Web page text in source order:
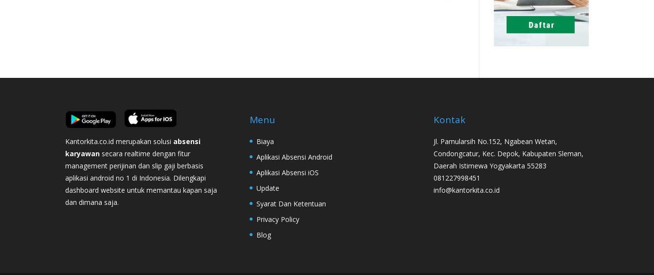
Kantorkita.co.id merupakan solusi absensi
karyawan secara realtime dengan fitur
management perijinan dan slip gaji berbasis
aplikasi android no 1 di Indonesia. Dilengkapi
dashboard website untuk memantau kapan saja
dan dimana saja.
Menu
Biaya
Aplikasi Absensi Android
Aplikasi Absensi iOS
Update
Syarat Dan Ketentuan
Privacy Policy
Blog
Kontak
Jl. Pamularsih No.152, Ngabean Wetan,
Condongcatur, Kec. Depok, Kabupaten Sleman,
Daerah Istimewa Yogyakarta 55283
081227998451
info@kantorkita.co.id